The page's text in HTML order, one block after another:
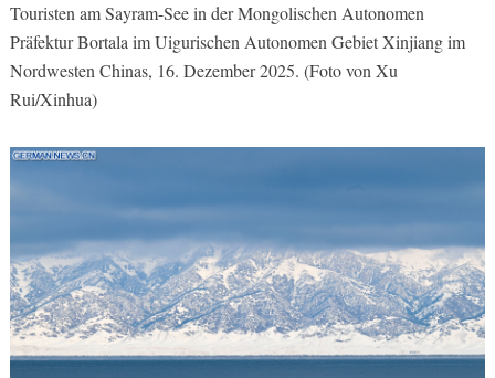
Touristen am Sayram-See in der Mongolischen Autonomen
Präfektur Bortala im Uigurischen Autonomen Gebiet Xinjiang im
Nordwesten Chinas, 16. Dezember 2025. (Foto von Xu
Rui/Xinhua)